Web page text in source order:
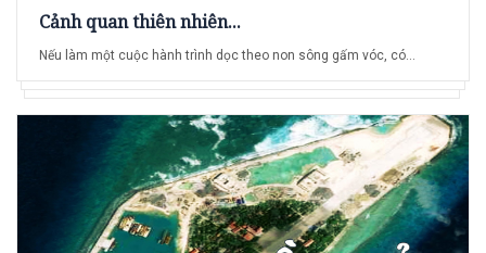
Cảnh quan thiên nhiên...
Nếu làm một cuộc hành trình dọc theo non sông gấm vóc, có...